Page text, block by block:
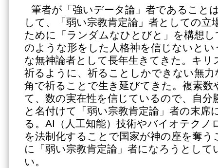
筆者が「強いデータ論」者であること
して、「弱い宗教肯定論」者としての立
ために「ランダムなひとびと」を構想
のような形をした人格神を信じないとい
な無神論者として長年生きてきた。キリ
祈るように、祈ることしかできない無力
角で祈ることで生き延びてきた。複素数
て、数の実在性を信じているので、自分
と名付けて「弱い宗教肯定論」者の末席
る。AI（人工知能）技術やバイオテクノ
を法制化することで国家が神の座を奪
に「弱い宗教肯定論」者になろうとし
い。